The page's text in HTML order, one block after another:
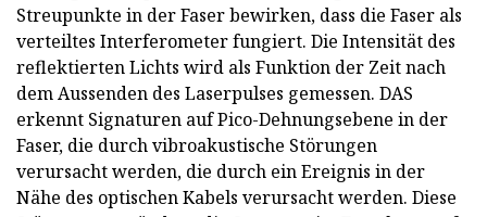
Streupunkte in der Faser bewirken, dass die Faser als
verteiltes Interferometer fungiert. Die Intensität des
reflektierten Lichts wird als Funktion der Zeit nach
dem Aussenden des Laserpulses gemessen. DAS
erkennt Signaturen auf Pico-Dehnungsebene in der
Faser, die durch vibroakustische Störungen
verursacht werden, die durch ein Ereignis in der
Nähe des optischen Kabels verursacht werden. Diese